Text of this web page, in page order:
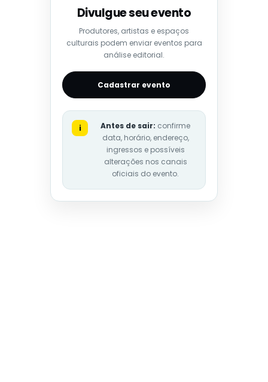
Divulgue seu evento
Produtores, artistas e espaços
culturais podem enviar eventos para
análise editorial.
Cadastrar evento
i Antes de sair: confirme
data, horário, endereço,
ingressos e possíveis
alterações nos canais
oficiais do evento.